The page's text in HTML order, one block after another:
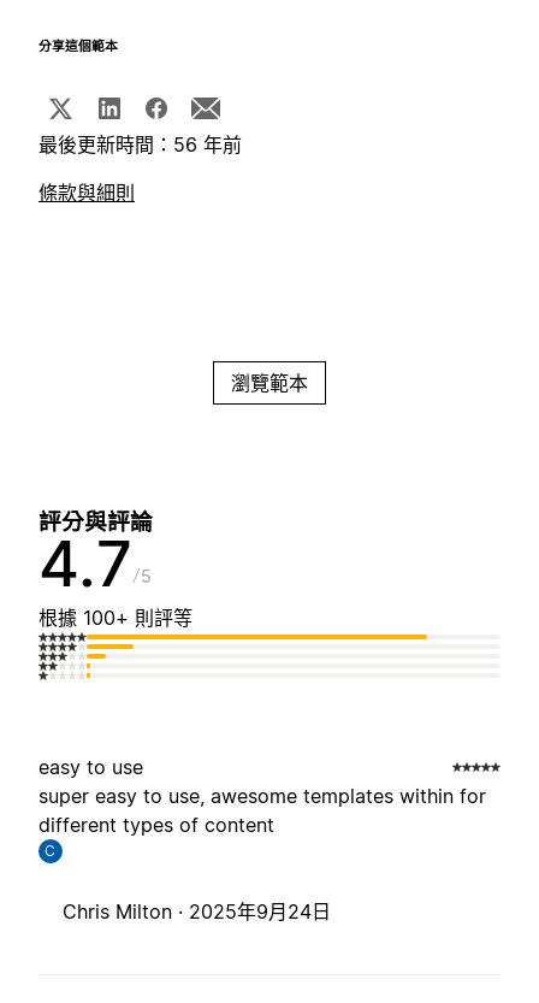
分享這個範本
最後更新時間：56 年前
條款與細則
瀏覽範本
評分與評論
4.7 5
根據 100+ 則評等
easy to use
super easy to use, awesome templates within for
different types of content
C
Chris Milton · 2025年9月24日